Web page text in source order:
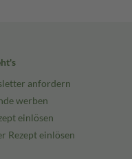
anfordern
werben
einlösen
Rezept einlösen